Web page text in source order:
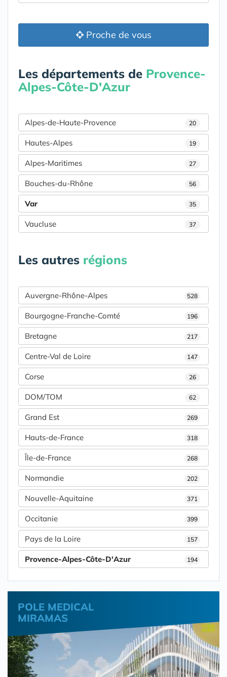
Proche de vous
Les départements de Provence-
Alpes-Côte-D'Azur
Alpes-de-Haute-Provence 20
Hautes-Alpes 19
Alpes-Maritimes 27
Bouches-du-Rhône 56
Var 35
Vaucluse 37
Les autres régions
Auvergne-Rhône-Alpes 528
Bourgogne-Franche-Comté 196
Bretagne 217
Centre-Val de Loire 147
Corse 26
DOM/TOM 62
Grand Est 269
Hauts-de-France 318
Île-de-France 268
Normandie 202
Nouvelle-Aquitaine 371
Occitanie 399
Pays de la Loire 157
Provence-Alpes-Côte-D'Azur 194
POLE MEDICAL
MIRAMAS